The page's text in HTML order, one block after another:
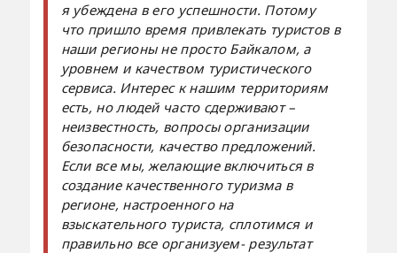
я убеждена в его успешности. Потому
что пришло время привлекать туристов в
наши регионы не просто Байкалом, а
уровнем и качеством туристического
сервиса. Интерес к нашим территориям
есть, но людей часто сдерживают –
неизвестность, вопросы организации
безопасности, качество предложений.
Если все мы, желающие включиться в
создание качественного туризма в
регионе, настроенного на
взыскательного туриста, сплотимся и
правильно все организуем- результат